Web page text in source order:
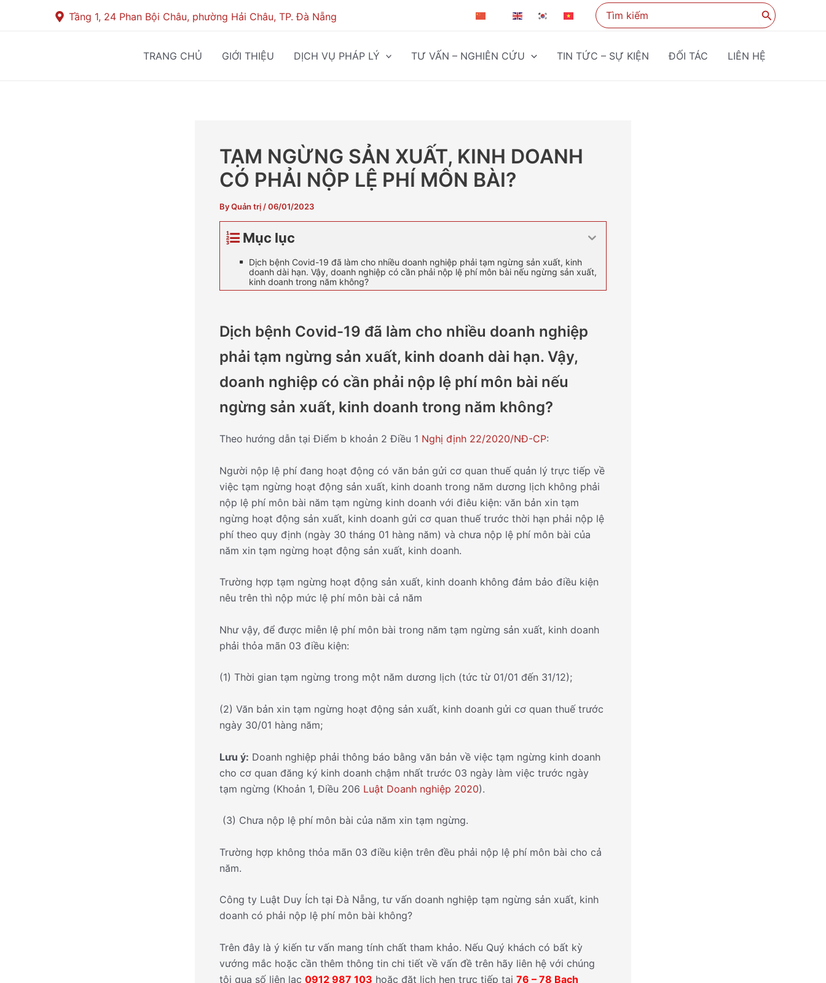
Tầng 1, 24 Phan Bội Châu, phường Hải Châu, TP. Đà Nẵng
Search
for:
TRANG CHỦ GIỚI THIỆU DỊCH VỤ PHÁP LÝ TƯ VẤN – NGHIÊN CỨU TIN TỨC – SỰ KIỆN ĐỐI TÁC LIÊN HỆ
TẠM NGỪNG SẢN XUẤT, KINH DOANH
CÓ PHẢI NỘP LỆ PHÍ MÔN BÀI?
ByQuản trị /06/01/2023
Mục lục
Dịch bệnh Covid-19 đã làm cho nhiều doanh nghiệp phải tạm ngừng sản xuất, kinh
doanh dài hạn. Vậy, doanh nghiệp có cần phải nộp lệ phí môn bài nếu ngừng sản xuất,
kinh doanh trong năm không?
Dịch bệnh Covid-19 đã làm cho nhiều doanh nghiệp
phải tạm ngừng sản xuất, kinh doanh dài hạn. Vậy,
doanh nghiệp có cần phải nộp lệ phí môn bài nếu
ngừng sản xuất, kinh doanh trong năm không?
Theo hướng dẫn tại Điểm b khoản 2 Điều 1 Nghị định 22/2020/NĐ-CP:
Người nộp lệ phí đang hoạt động có văn bản gửi cơ quan thuế quản lý trực tiếp về
việc tạm ngừng hoạt động sản xuất, kinh doanh trong năm dương lịch không phải
nộp lệ phí môn bài năm tạm ngừng kinh doanh với điêu kiện: văn bản xin tạm
ngừng hoạt động sản xuất, kinh doanh gửi cơ quan thuế trước thời hạn phải nộp lệ
phí theo quy định (ngày 30 tháng 01 hàng năm) và chưa nộp lệ phí môn bài của
năm xin tạm ngừng hoạt động sản xuất, kinh doanh.
Trường hợp tạm ngừng hoạt động sản xuất, kinh doanh không đảm bảo điều kiện
nêu trên thì nộp mức lệ phí môn bài cả năm
Như vậy, để được miễn lệ phí môn bài trong năm tạm ngừng sản xuất, kinh doanh
phải thỏa mãn 03 điều kiện:
(1) Thời gian tạm ngừng trong một năm dương lịch (tức từ 01/01 đến 31/12);
(2) Văn bản xin tạm ngừng hoạt động sản xuất, kinh doanh gửi cơ quan thuế trước
ngày 30/01 hàng năm;
Lưu ý: Doanh nghiệp phải thông báo bằng văn bản về việc tạm ngừng kinh doanh
cho cơ quan đăng ký kinh doanh chậm nhất trước 03 ngày làm việc trước ngày
tạm ngừng (Khoản 1, Điều 206 Luật Doanh nghiệp 2020).
(3) Chưa nộp lệ phí môn bài của năm xin tạm ngừng.
Trường hợp không thỏa mãn 03 điều kiện trên đều phải nộp lệ phí môn bài cho cả
năm.
Công ty Luật Duy Ích tại Đà Nẵng, tư vấn doanh nghiệp tạm ngừng sản xuất, kinh
doanh có phải nộp lệ phí môn bài không?
Trên đây là ý kiến tư vấn mang tính chất tham khảo. Nếu Quý khách có bất kỳ
vướng mắc hoặc cần thêm thông tin chi tiết về vấn đề trên hãy liên hệ với chúng
tôi qua số liên lạc 0912 987 103 hoặc đặt lịch hẹn trực tiếp tại 76 – 78 Bạch
navigation